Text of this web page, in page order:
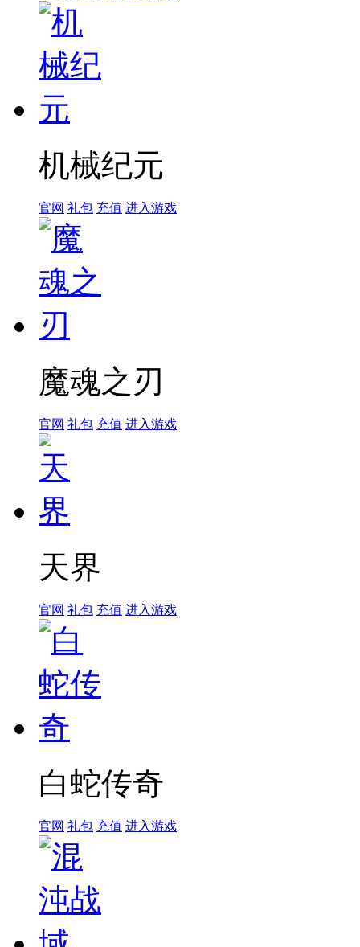
机械纪元
官网 礼包 充值 进入游戏
魔魂之刃
官网 礼包 充值 进入游戏
天界
官网 礼包 充值 进入游戏
白蛇传奇
官网 礼包 充值 进入游戏